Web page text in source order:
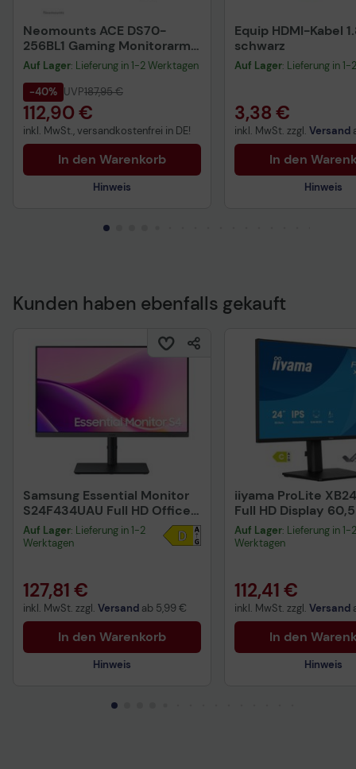
Neomounts ACE DS70-
256BL1 Gaming Monitorarm
Tischhalterung 61-145 cm
24-57 Zoll
Auf Lager: Lieferung in 1-2 Werktagen
-40% UVP187,95 €
112,90 €
inkl. MwSt., versandkostenfrei in DE!
In den Warenkorb
Hinweis
Equip HDMI-Kabel
schwarz
Auf Lager: Lieferung in
3,38 €
inkl. MwSt. zzgl. Versand
In den
Hinweis
Kunden haben ebenfalls gekauft
Samsung Essential Monitor
S24F434UAU Full HD Office
Display 61 cm (24')
Auf Lager: Lieferung in 1-2
Werktagen
127,81 €
inkl. MwSt. zzgl. Versand ab 5,99 €
In den Warenkorb
Hinweis
iiyama ProLite
Full HD Display
(23,8")
Auf Lager: Lieferung in 1-2
Werktagen
112,41 €
inkl. MwSt. zzgl. Versand
In den
Hinweis